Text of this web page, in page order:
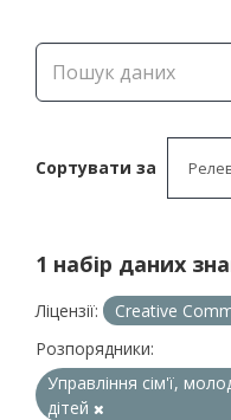
Сортувати за
1 набір даних
Ліцензії:
Creative
Розпорядники:
Управління сім'ї,
дітей